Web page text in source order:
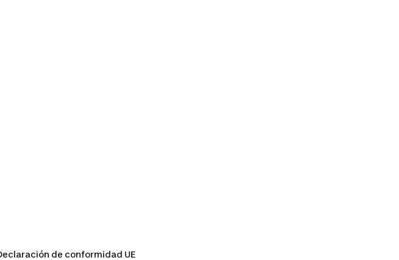
de conformidad UE